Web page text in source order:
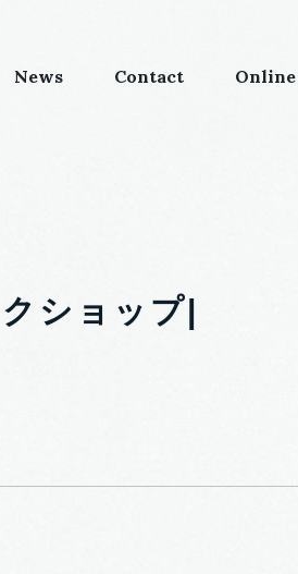
News Contact
ショップ|